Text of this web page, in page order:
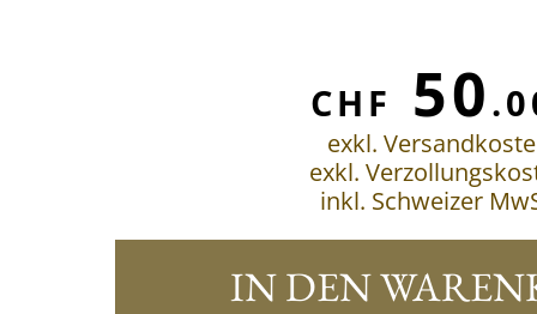
CHF 50
exkl.
exkl.
inkl. Schweizer
IN DEN